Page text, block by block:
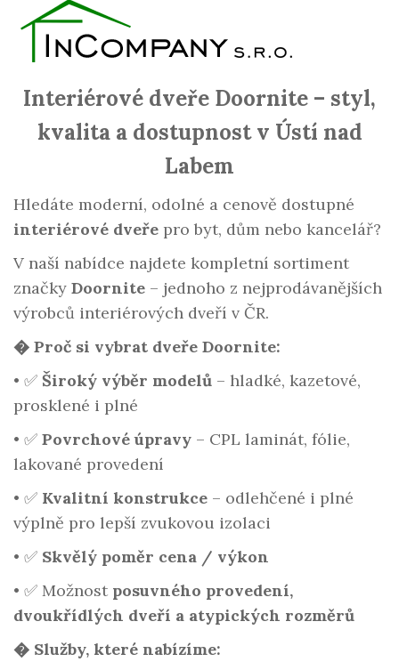
Interiérové dveře Doornite – styl,
kvalita a dostupnost v Ústí nad
Labem
Hledáte moderní, odolné a cenově dostupné
interiérové dveře pro byt, dům nebo kancelář?
V naší nabídce najdete kompletní sortiment
značky Doornite – jednoho z nejprodávanějších
výrobců interiérových dveří v ČR.
� Proč si vybrat dveře Doornite:
• ✅ Široký výběr modelů – hladké, kazetové,
prosklené i plné
• ✅ Povrchové úpravy – CPL laminát, fólie,
lakované provedení
• ✅ Kvalitní konstrukce – odlehčené i plné
výplně pro lepší zvukovou izolaci
• ✅ Skvělý poměr cena / výkon
• ✅ Možnost posuvného provedení,
dvoukřídlých dveří a atypických rozměrů
�️ Služby, které nabízíme: